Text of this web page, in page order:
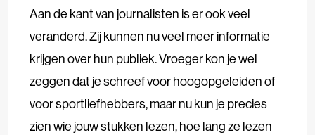
Aan de kant van journalisten is er ook veel
veranderd. Zij kunnen nu veel meer informatie
krijgen over hun publiek. Vroeger kon je wel
zeggen dat je schreef voor hoogopgeleiden of
voor sportliefhebbers, maar nu kun je precies
zien wie jouw stukken lezen, hoe lang ze lezen